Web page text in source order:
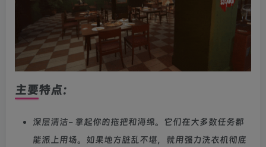
主要特点：
深层清洁- 拿起你的拖把和海绵。它们在大多数任务都
能派上用场。如果地方脏乱不堪，就用强力洗衣机彻底